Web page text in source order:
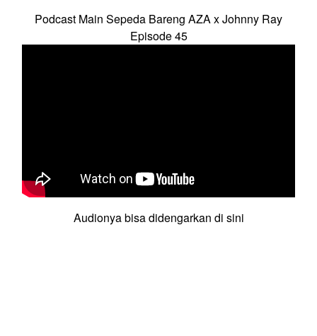
Podcast Main Sepeda Bareng AZA x Johnny Ray
Episode 45
Audionya bisa didengarkan di sini